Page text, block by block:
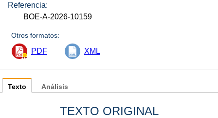
Referencia:
BOE-A-2026-10159
Otros formatos:
PDF XML
Texto
TEXTO ORIGINAL
Análisis